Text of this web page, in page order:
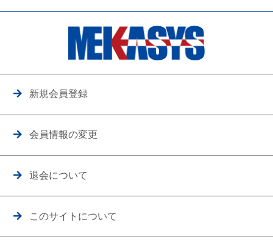
新規会員登録
会員情報の変更
退会について
このサイトについて